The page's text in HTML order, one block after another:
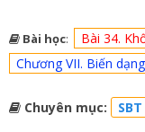
Bài học:
Bài 34.
Chương VII. Biến
Chuyên mục: